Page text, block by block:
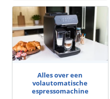
Alles over een
volautomatische
espressomachine